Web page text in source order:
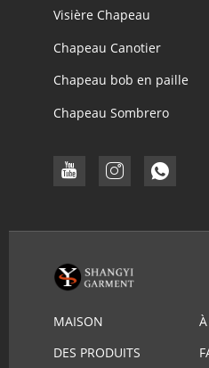
Visière Chapeau
Chapeau Canotier
Chapeau bob en paille
Chapeau Sombrero
MAISON
DES PRODUITS